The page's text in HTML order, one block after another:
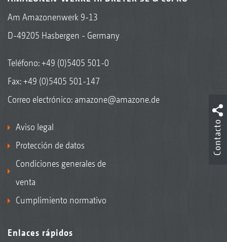
Am Amazonenwerk 9-13
D-49205 Hasbergen - Germany
Teléfono:+49 (0)5405 501-0
Fax: +49 (0)5405 501-147
Correo electrónico: amazone@amazone.de
Aviso legal
Protección de datos
Condiciones generales de
venta
Cumplimiento normativo
Enlaces rápidos
Contacto